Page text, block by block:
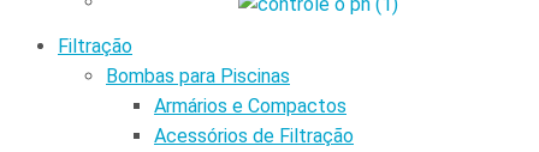
Filtração
Bombas para Piscinas
Armários e Compactos
Acessórios de Filtração